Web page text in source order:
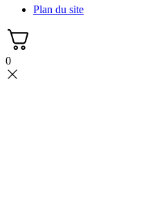
Plan du site
0